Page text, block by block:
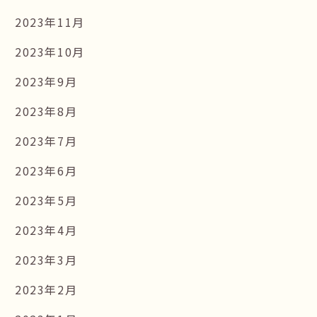
2023年11月
2023年10月
2023年9月
2023年8月
2023年7月
2023年6月
2023年5月
2023年4月
2023年3月
2023年2月